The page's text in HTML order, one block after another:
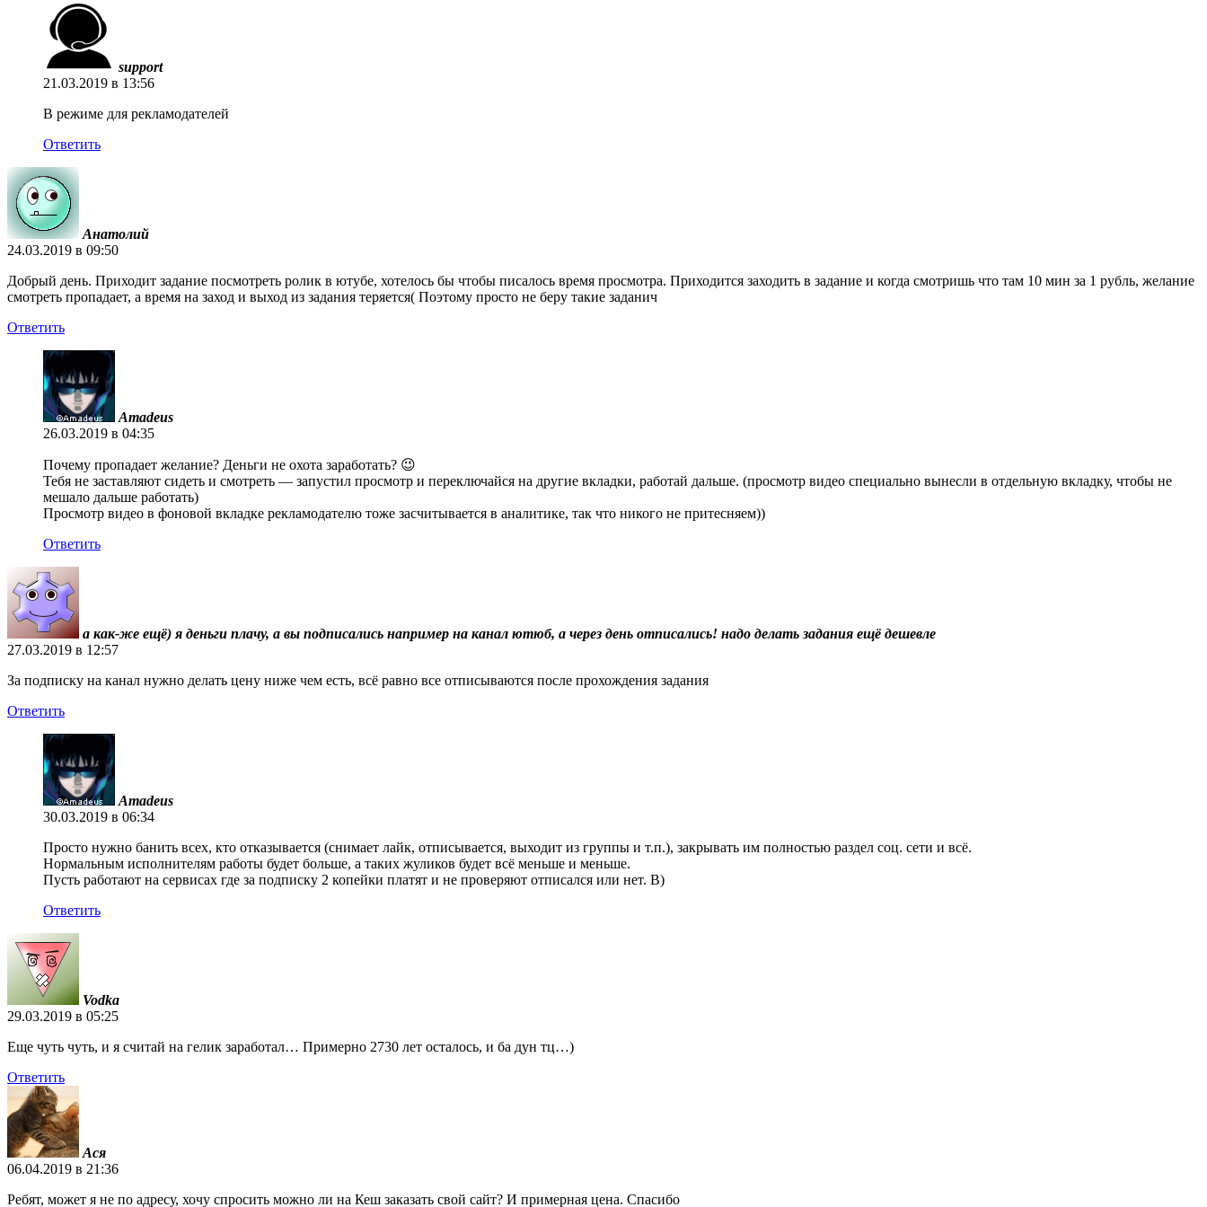
support
21.03.2019 в 13:56
В режиме для рекламодателей
Ответить
Анатолий
24.03.2019 в 09:50
Добрый день. Приходит задание посмотреть ролик в ютубе, хотелось бы чтобы писалось время просмотра. Приходится заходить в задание и когда смотришь что там 10 мин за 1 рубль, желание
смотреть пропадает, а время на заход и выход из задания теряется( Поэтому просто не беру такие заданич
Ответить
Amadeus
26.03.2019 в 04:35
Почему пропадает желание? Деньги не охота заработать? 😉
Тебя не заставляют сидеть и смотреть — запустил просмотр и переключайся на другие вкладки, работай дальше. (просмотр видео специально вынесли в отдельную вкладку, чтобы не
мешало дальше работать)
Просмотр видео в фоновой вкладке рекламодателю тоже засчитывается в аналитике, так что никого не притесняем))
Ответить
а как-же ещё) я деньги плачу, а вы подписались например на канал ютюб, а через день отписались! надо делать задания ещё дешевле
27.03.2019 в 12:57
За подписку на канал нужно делать цену ниже чем есть, всё равно все отписываются после прохождения задания
Ответить
Amadeus
30.03.2019 в 06:34
Просто нужно банить всех, кто отказывается (снимает лайк, отписывается, выходит из группы и т.п.), закрывать им полностью раздел соц. сети и всё.
Нормальным исполнителям работы будет больше, а таких жуликов будет всё меньше и меньше.
Пусть работают на сервисах где за подписку 2 копейки платят и не проверяют отписался или нет. В)
Ответить
Vodka
29.03.2019 в 05:25
Еще чуть чуть, и я считай на гелик заработал… Примерно 2730 лет осталось, и ба дун тц…)
Ответить
Ася
06.04.2019 в 21:36
Ребят, может я не по адресу, хочу спросить можно ли на Кеш заказать свой сайт? И примерная цена. Спасибо